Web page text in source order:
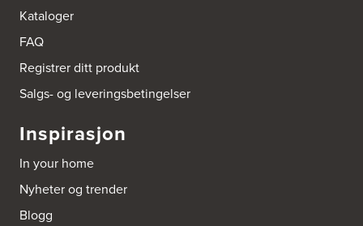
Kataloger
FAQ
Registrer ditt produkt
Salgs- og leveringsbetingelser
Inspirasjon
In your home
Nyheter og trender
Blogg